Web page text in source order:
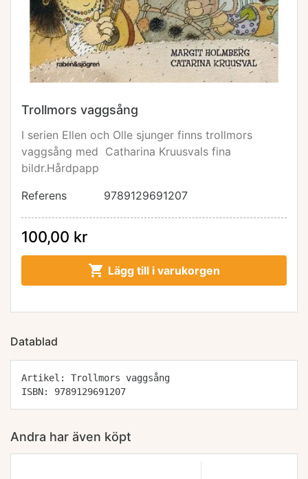
Trollmors vaggsång
I serien Ellen och Olle sjunger finns trollmors
vaggsång med Catharina Kruusvals fina
bildr.Hårdpapp
Referens
9789129691207
100,00 kr
 Lägg till i varukorgen
Datablad
Artikel: Trollmors vaggsång
ISBN: 9789129691207
Andra har även köpt